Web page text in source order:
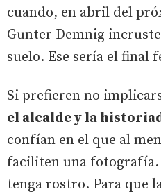
cuando, en abril del
Gunter Demnig
suelo. Ese sería el final
Si prefieren no
el alcalde y la
confían en el que al
faciliten una fotografía.
tenga rostro. Para que